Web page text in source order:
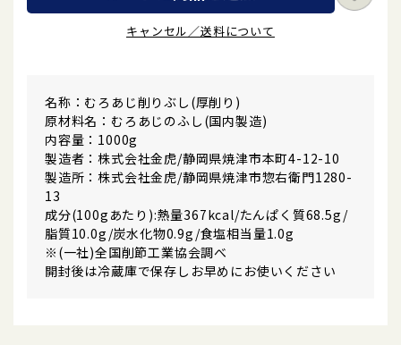
キャンセル／送料について
名称：むろあじ削りぶし(厚削り)
原材料名：むろあじのふし(国内製造)
内容量：1000g
製造者：株式会社金虎/静岡県焼津市本町4-12-10
製造所：株式会社金虎/静岡県焼津市惣右衛門1280-
13
成分(100gあたり):熱量367kcal/たんぱく質68.5g/
脂質10.0g/炭水化物0.9g/食塩相当量1.0g
※(一社)全国削節工業協会調べ
開封後は冷蔵庫で保存しお早めにお使いください